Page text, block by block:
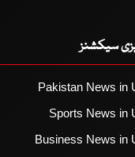
سیکشنز
Pakistan News in
Sports News in
Business News in